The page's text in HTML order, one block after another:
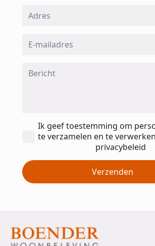
Toestemming
Ik geef toestemming om
te verzamelen en te
privacybeleid
Verzenden